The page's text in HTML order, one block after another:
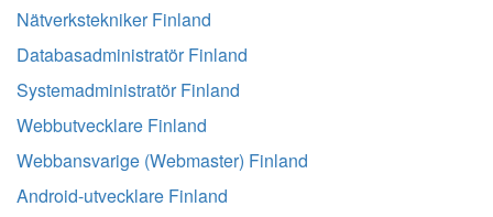
Nätverkstekniker Finland
Databasadministratör Finland
Systemadministratör Finland
Webbutvecklare Finland
Webbansvarige (Webmaster) Finland
Android-utvecklare Finland